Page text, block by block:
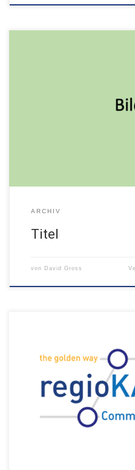
ARCHIV
Titel
von David Gross
Donnerstag, 16. September